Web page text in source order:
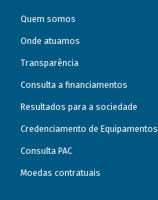
Quem somos
Onde atuamos
Transparência
Consulta a financiamentos
Resultados para a sociedade
Credenciamento de Equipamentos
Consulta PAC
Moedas contratuais